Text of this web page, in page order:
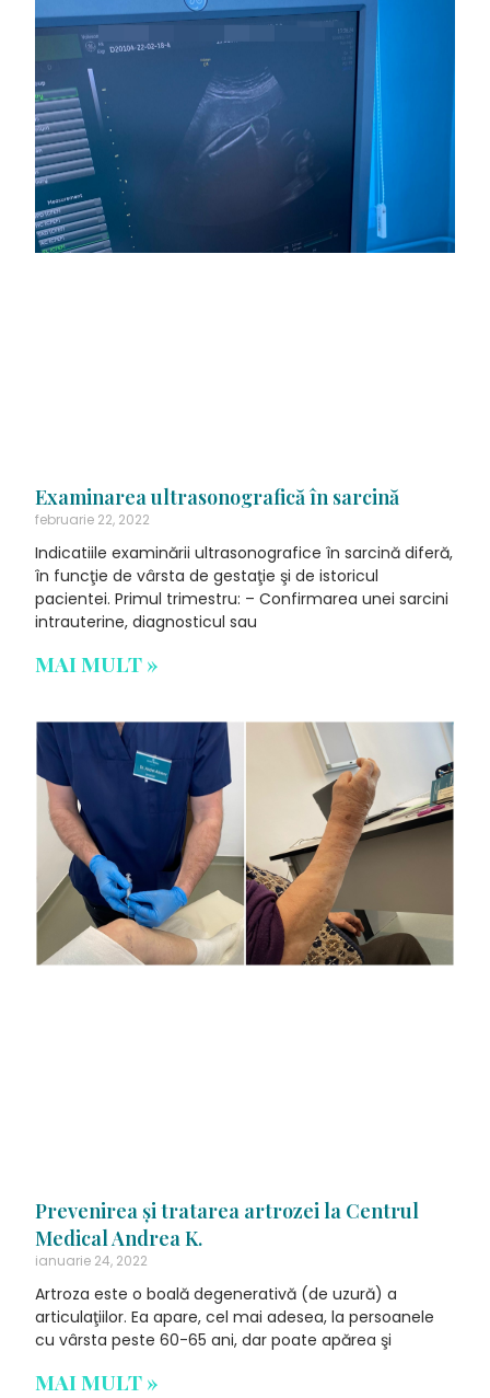
Examinarea ultrasonografică în sarcină
februarie 22, 2022
Indicatiile examinării ultrasonografice în sarcină diferă,
în funcţie de vârsta de gestaţie şi de istoricul
pacientei. Primul trimestru: – Confirmarea unei sarcini
intrauterine, diagnosticul sau
MAI MULT »
Prevenirea şi tratarea artrozei la Centrul
Medical Andrea K.
ianuarie 24, 2022
Artroza este o boală degenerativă (de uzură) a
articulaţiilor. Ea apare, cel mai adesea, la persoanele
cu vârsta peste 60-65 ani, dar poate apărea şi
MAI MULT »